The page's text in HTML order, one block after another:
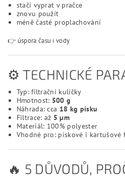
stačí vyprat v pračce
znovu použít
méně časté proplachování
👉 úspora času i vody
⚙️ TECHNICKÉ
Typ: filtrační kuličky
Hmotnost: 500 g
Náhrada: cca 18 kg písku
Filtrace: až 5 µm
Materiál: 100% polyester
Vhodné pro: pískové i kartušové
🔥 5 DŮVODŮ,